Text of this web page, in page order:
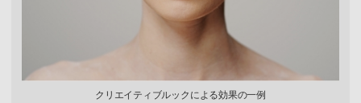
クリエイティブルックによる効果の一例